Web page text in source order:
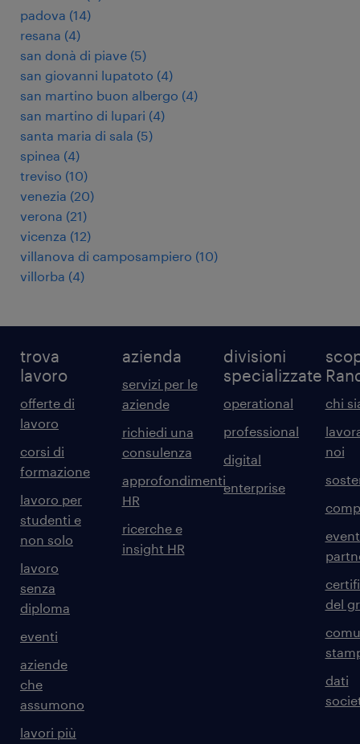
padova (14)
resana (4)
san donà di piave (5)
san giovanni lupatoto (4)
san martino buon albergo (4)
san martino di lupari (4)
santa maria di sala (5)
spinea (4)
treviso (10)
venezia (20)
verona (21)
vicenza (12)
villanova di camposampiero (10)
villorba (4)
trova
lavoro
offerte di
lavoro
corsi di
formazione
lavoro per
studenti e
non solo
lavoro
senza
diploma
eventi
aziende
che
assumono
lavori più
azienda
servizi per le
aziende
richiedi una
consulenza
approfondimenti
HR
ricerche e
insight HR
divisioni
specializzate
operational
professional
digital
enterprise
chi
noi
del
dati